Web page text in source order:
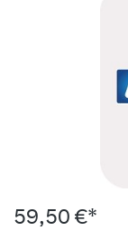
59,50 €*